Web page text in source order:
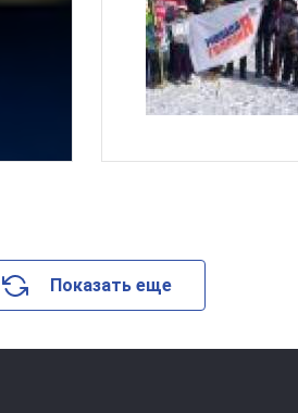
Показать еще